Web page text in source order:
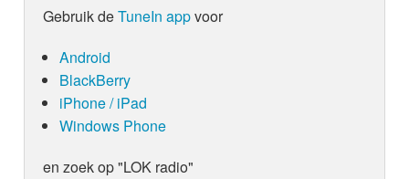
Gebruik deTuneIn appvoor
Android
BlackBerry
iPhone / iPad
Windows Phone
en zoek op "LOK radio"